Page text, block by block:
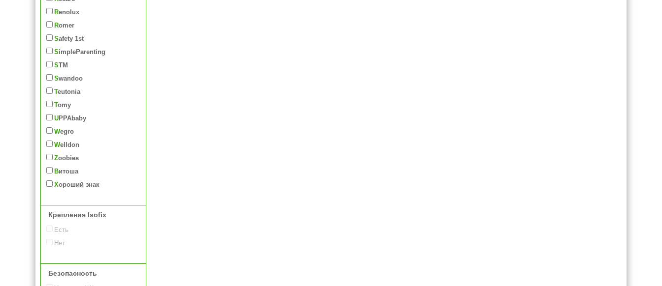
Renolux
Romer
Safety 1st
SimpleParenting
STM
Swandoo
Teutonia
Tomy
UPPAbaby
Wegro
Welldon
Zoobies
Витоша
Хороший знак
Крепления Isofix
Есть
Нет
Безопасность